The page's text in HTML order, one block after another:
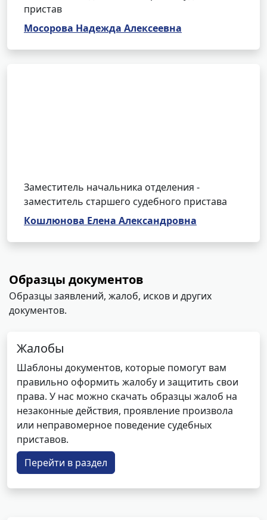
пристав
Мосорова Надежда Алексеевна
Заместитель начальника отделения -
заместитель старшего судебного пристава
Кошлюнова Елена Александровна
Образцы документов
Образцы заявлений, жалоб, исков и других
документов.
Жалобы
Шаблоны документов, которые помогут вам
правильно оформить жалобу и защитить свои
права. У нас можно скачать образцы жалоб на
незаконные действия, проявление произвола
или неправомерное поведение судебных
приставов.
Перейти в раздел